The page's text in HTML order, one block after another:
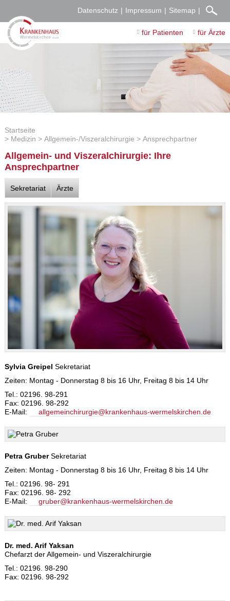
Datenschutz Impressum Sitemap
für Patienten für Ärzte
Startseite
Medizin
Allgemein-/Viszeralchirurgie Ansprechpartner
Allgemein- und Viszeralchirurgie: Ihre
Ansprechpartner
Sekretariat Ärzte
Sylvia Greipel Sekretariat
Zeiten: Montag - Donnerstag 8 bis 16 Uhr, Freitag 8 bis 14 Uhr
Tel.: 02196. 98-291
Fax: 02196. 98-292
E-Mail:
allgemeinchirurgie@krankenhaus-wermelskirchen.de
Petra GruberSekretariat
Zeiten: Montag - Donnerstag 8 bis 16 Uhr, Freitag 8 bis 14 Uhr
Tel.: 02196. 98- 291
Fax: 02196. 98- 292
E-Mail:
gruber@krankenhaus-wermelskirchen.de
Dr. med. Arif Yaksan
Chefarzt der Allgemein- und Viszeralchirurgie
Tel.: 02196. 98-290
Fax: 02196. 98-292